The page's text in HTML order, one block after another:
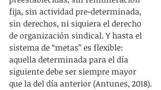
fija, sin actividad pre-determinada,
sin derechos, ni siquiera el derecho
de organización sindical. Y hasta el
sistema de “metas” es flexible:
aquella determinada para el día
siguiente debe ser siempre mayor
que la del día anterior (Antunes, 2018).